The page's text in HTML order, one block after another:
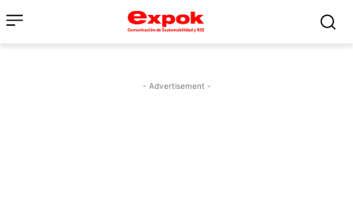
- Advertisement -